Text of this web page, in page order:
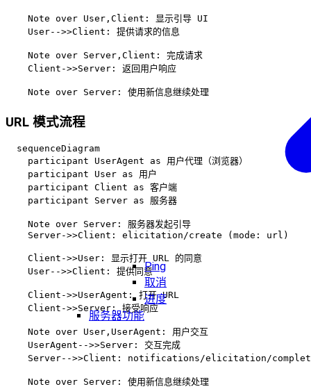
Ping
取消
进度
服务器功能
    Note over User,Client: 显示引导 UI
    User-->>Client: 提供请求的信息
    Note over Server,Client: 完成请求
    Client->>Server: 返回用户响应
URL 模式流程
  sequenceDiagram
    participant UserAgent as 用户代理（浏览器）
    participant User as 用户
    participant Client as 客户端
    participant Server as 服务器
    Note over Server: 服务器发起引导
    Server->>Client: elicitation/create (mode: url)
    Client->>User: 显示打开 URL 的同意
    User-->>Client: 提供同意
    Client->>UserAgent: 打开 URL
    Client->>Server: 接受响应
    Note over User,UserAgent: 用户交互
    UserAgent-->>Server: 交互完成
Server-->>Client: notifications/elicitation/